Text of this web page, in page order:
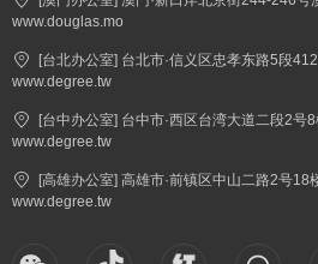
www.douglas.mo
[台北办公室] 台北市·信义区忠孝东路5段
www.degree.tw
[台中办公室] 台中市·西区台湾大道二段2
www.degree.tw
[高雄办公室] 高雄市·前镇区中山二路2号
www.degree.tw